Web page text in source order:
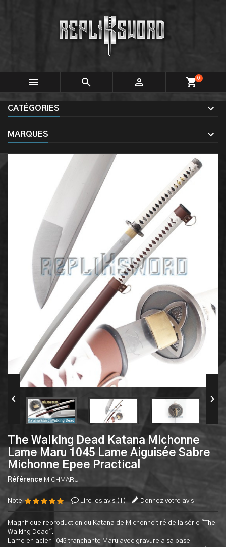
   shopping_cart0
CATÉGORIES
MARQUES
 
The Walking Dead Katana Michonne
Lame Maru 1045 Lame Aiguisée Sabre
Michonne Epee Practical
Référence MICHMARU
Note Lire les avis ( 1) Donnez votre avis
Magnifique reproduction du Katana de Michonne tiré de la série "The
Walking Dead".
Lame en acier 1045 tranchante Maru avec gravure a sa base.